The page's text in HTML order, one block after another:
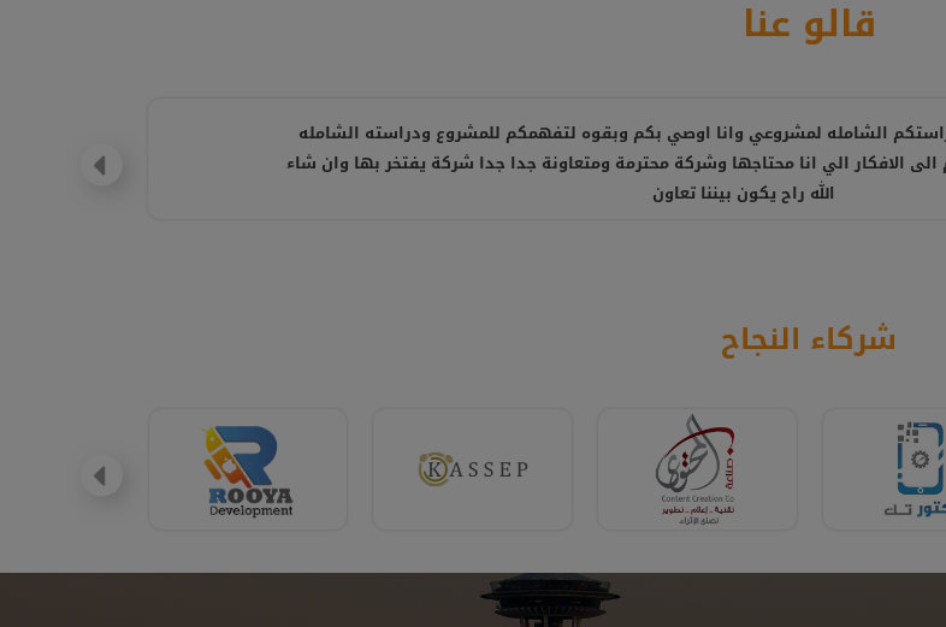
قالو عنا
شركة متعاونة، انصح بالتعامل معها ، شكرا أستاذ أمير
شركاء النجاح